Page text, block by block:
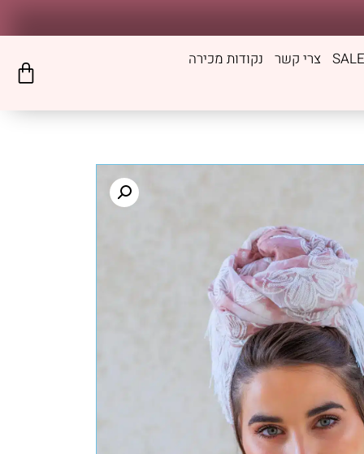
SALE צרי קשר נקודות מכירה